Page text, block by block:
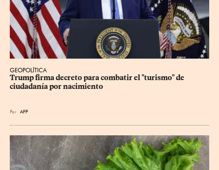
GEOPOLÍTICA
Trump firma decreto para combatir el "turismo" de
ciudadanía por nacimiento
Por AFP